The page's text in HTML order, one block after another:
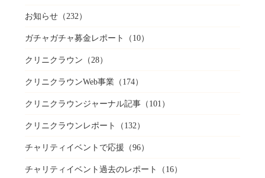
お知らせ（232）
ガチャガチャ募金レポート （10）
クリニクラウン （28）
クリニクラウンWeb事業（174）
クリニクラウンジャーナル記事（101）
クリニクラウンレポート （132）
チャリティイベントで応援 （96）
チャリティイベント過去のレポート （16）